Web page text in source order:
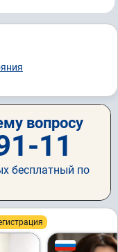
вопросу
11
бесплатный по